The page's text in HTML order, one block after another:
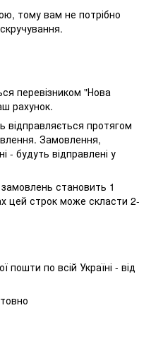
тому вам не потрібно
перевізником "Нова
рахунок.
відправляється протягом
Замовлення,
- будуть відправлені у
становить 1
цей строк може скласти 2-
пошти по всій Україні - від